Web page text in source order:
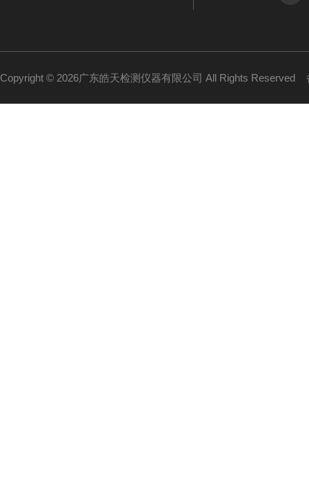
Copyright © 2026广东皓天检测仪器有限公司 All Rights Reserved